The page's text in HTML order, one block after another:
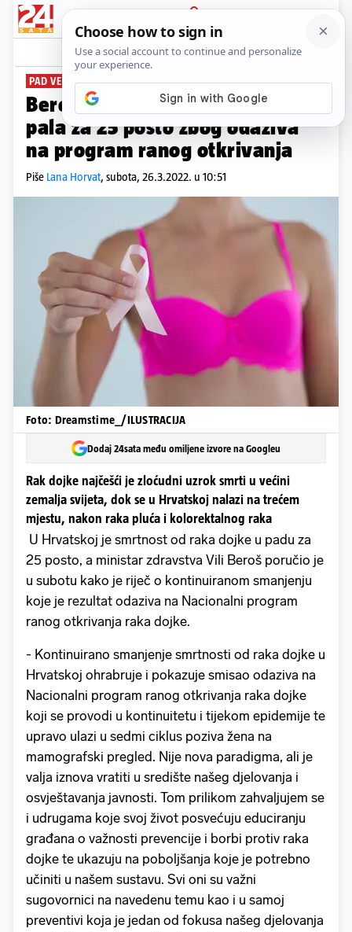
PRIJAVA
News Komentari
PAD VEĆ PETU GODINU ZAREDOM
Beroš: Smrtnost od raka dojke
pala za 25 posto zbog odaziva
na program ranog otkrivanja
Piše Lana Horvat, subota, 26.3.2022. u 10:51
Foto: Dreamstime_/ILUSTRACIJA
Dodaj 24sata među omiljene izvore na Googleu
Rak dojke najčešći je zloćudni uzrok smrti u većini
zemalja svijeta, dok se u Hrvatskoj nalazi na trećem
mjestu, nakon raka pluća i kolorektalnog raka
U Hrvatskoj je smrtnost od raka dojke u padu za
25 posto, a ministar zdravstva Vili Beroš poručio je
u subotu kako je riječ o kontinuiranom smanjenju
koje je rezultat odaziva na Nacionalni program
ranog otkrivanja raka dojke.
- Kontinuirano smanjenje smrtnosti od raka dojke u
Hrvatskoj ohrabruje i pokazuje smisao odaziva na
Nacionalni program ranog otkrivanja raka dojke
koji se provodi u kontinuitetu i tijekom epidemije te
upravo ulazi u sedmi ciklus poziva žena na
mamografski pregled. Nije nova paradigma, ali je
valja iznova vratiti u središte našeg djelovanja i
osvještavanja javnosti. Tom prilikom zahvaljujem se
i udrugama koje svoj život posvećuju educiranju
građana o važnosti prevencije i borbi protiv raka
dojke te ukazuju na poboljšanja koje je potrebno
učiniti u našem sustavu. Svi oni su važni
sugovornici na navedenu temu kao i u samoj
preventivi koja je jedan od fokusa našeg djelovanja